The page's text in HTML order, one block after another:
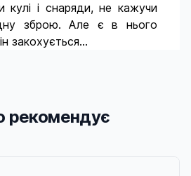
кулі і снаряди, не кажучи
зброю. Але є в нього
закохується…
рекомендує